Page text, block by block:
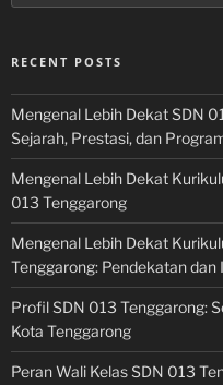
RECENT POSTS
Mengenal Lebih Dekat SDN
Sejarah, Prestasi, dan
Mengenal Lebih Dekat
013 Tenggarong
Mengenal Lebih Dekat
Tenggarong: Pendekatan
Profil SDN 013 Tenggarong:
Kota Tenggarong
Peran Wali Kelas SDN 013